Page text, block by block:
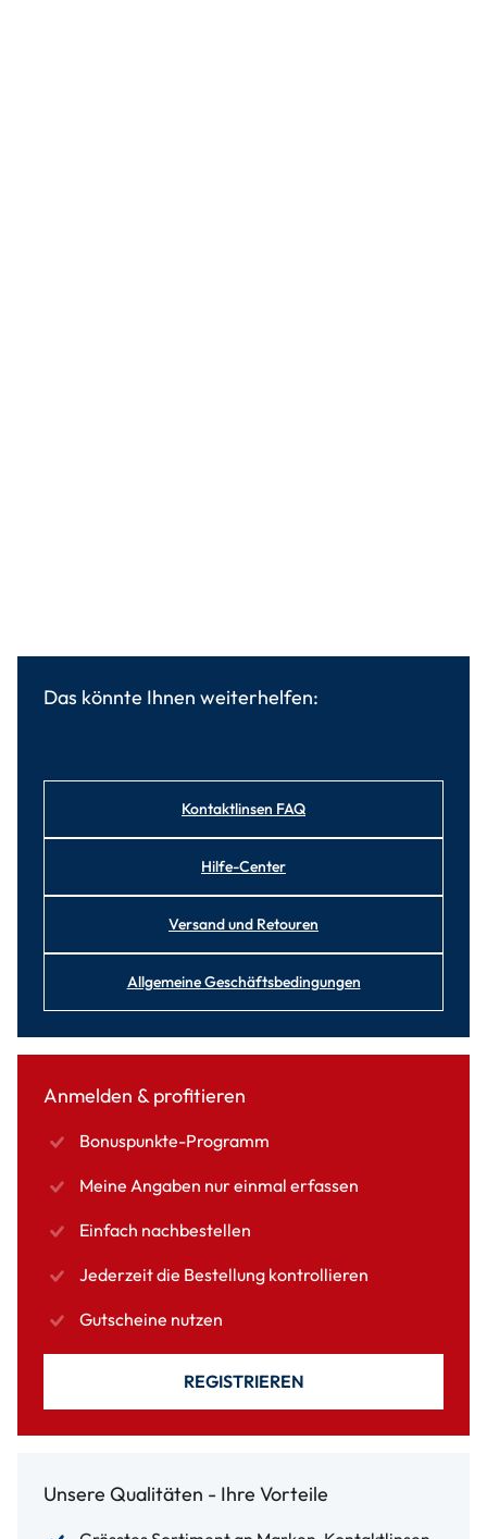
Das könnte Ihnen weiterhelfen:
Kontaktlinsen FAQ
Hilfe-Center
Versand und Retouren
Allgemeine Geschäftsbedingungen
Anmelden & profitieren
Bonuspunkte-Programm
Meine Angaben nur einmal erfassen
Einfach nachbestellen
Jederzeit die Bestellung kontrollieren
Gutscheine nutzen
REGISTRIEREN
Unsere Qualitäten - Ihre Vorteile